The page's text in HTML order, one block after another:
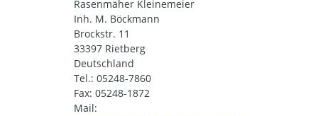
Rasenmäher Kleinemeier
Inh. M. Böckmann
Brockstr. 11
33397 Rietberg
Deutschland
Tel.: 05248-7860
Fax: 05248-1872
Mail: